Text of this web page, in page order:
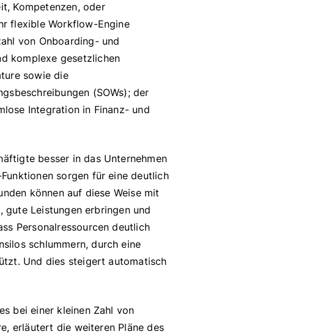
Kompetenzen, oder
flexible Workflow-Engine
von Onboarding- und
komplexe gesetzlichen
sowie die
(SOWs); der
Integration in Finanz- und
besser in das Unternehmen
sorgen für eine deutlich
können auf diese Weise mit
Leistungen erbringen und
Personalressourcen deutlich
schlummern, durch eine
Und dies steigert automatisch
bei einer kleinen Zahl von
erläutert die weiteren Pläne des